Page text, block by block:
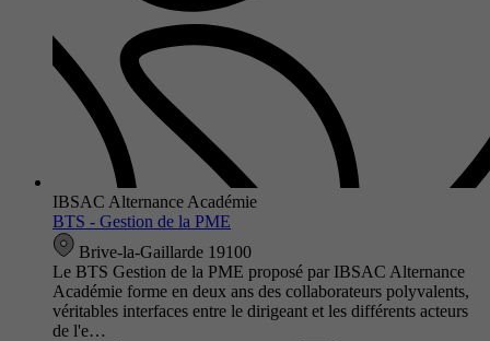
IBSAC Alternance Académie
BTS - Gestion de la PME
Brive-la-Gaillarde 19100
Le BTS Gestion de la PME proposé par IBSAC Alternance
Académie forme en deux ans des collaborateurs polyvalents,
véritables interfaces entre le dirigeant et les différents acteurs
de l'e…